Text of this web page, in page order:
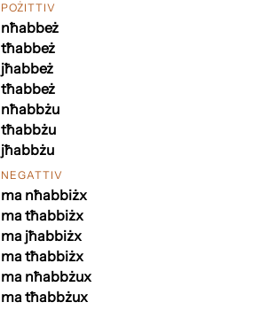
POŻITTIV
nħabbeż
tħabbeż
jħabbeż
tħabbeż
nħabbżu
tħabbżu
jħabbżu
NEGATTIV
ma nħabbiżx
ma tħabbiżx
ma jħabbiżx
ma tħabbiżx
ma nħabbżux
ma tħabbżux